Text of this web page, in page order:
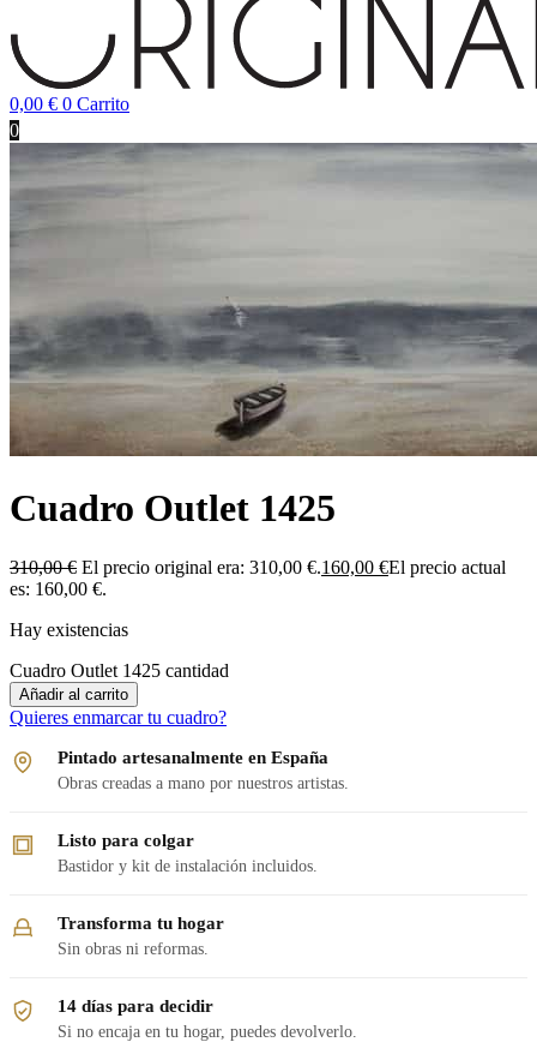
0,00 € 0 Carrito
0
Cuadro Outlet 1425
310,00€ El precio original era: 310,00 €.160,00 €El precio actual
es: 160,00 €.
Hay existencias
Cuadro Outlet 1425 cantidad
Añadir al carrito
Quieres enmarcar tu cuadro?
Pintado artesanalmente en España
Obras creadas a mano por nuestros artistas.
Listo para colgar
Bastidor y kit de instalación incluidos.
Transforma tu hogar
Sin obras ni reformas.
14 días para decidir
Si no encaja en tu hogar, puedes devolverlo.